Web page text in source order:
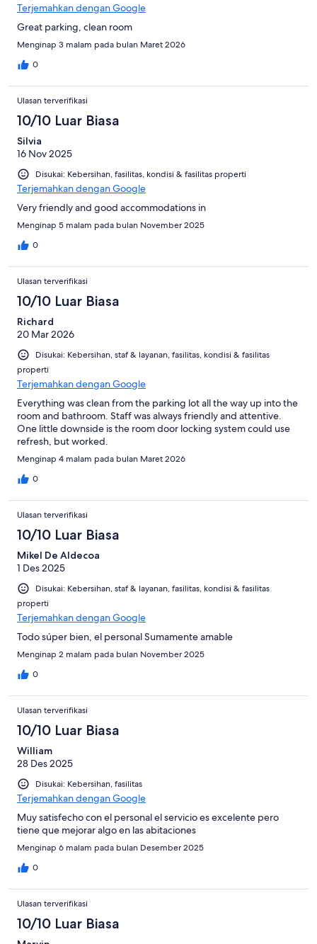
Terjemahkan dengan Google
Great parking, clean room
Menginap 3 malam pada bulan Maret 2026
0
Ulasan terverifikasi
10/10 Luar Biasa
Silvia
16 Nov 2025
Disukai: Kebersihan, fasilitas, kondisi & fasilitas properti
Terjemahkan dengan Google
Very friendly and good accommodations in
Menginap 5 malam pada bulan November 2025
0
Ulasan terverifikasi
10/10 Luar Biasa
Richard
20 Mar 2026
Disukai: Kebersihan, staf & layanan, fasilitas, kondisi & fasilitas
properti
Terjemahkan dengan Google
Everything was clean from the parking lot all the way up into the
room and bathroom. Staff was always friendly and attentive.
One little downside is the room door locking system could use
refresh, but worked.
Menginap 4 malam pada bulan Maret 2026
0
Ulasan terverifikasi
10/10 Luar Biasa
Mikel De Aldecoa
1 Des 2025
Disukai: Kebersihan, staf & layanan, fasilitas, kondisi & fasilitas
properti
Terjemahkan dengan Google
Todo súper bien, el personal Sumamente amable
Menginap 2 malam pada bulan November 2025
0
Ulasan terverifikasi
10/10 Luar Biasa
William
28 Des 2025
Disukai: Kebersihan, fasilitas
Terjemahkan dengan Google
Muy satisfecho con el personal el servicio es excelente pero
tiene que mejorar algo en las abitaciones
Menginap 6 malam pada bulan Desember 2025
0
Ulasan terverifikasi
10/10 Luar Biasa